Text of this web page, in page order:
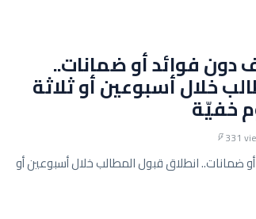
دون فوائد أو ضمانات..
خلال أسبوعين أو ثلاثة
خفيّة
331
انطلاق قبول المطالب خلال أسبوعين أو